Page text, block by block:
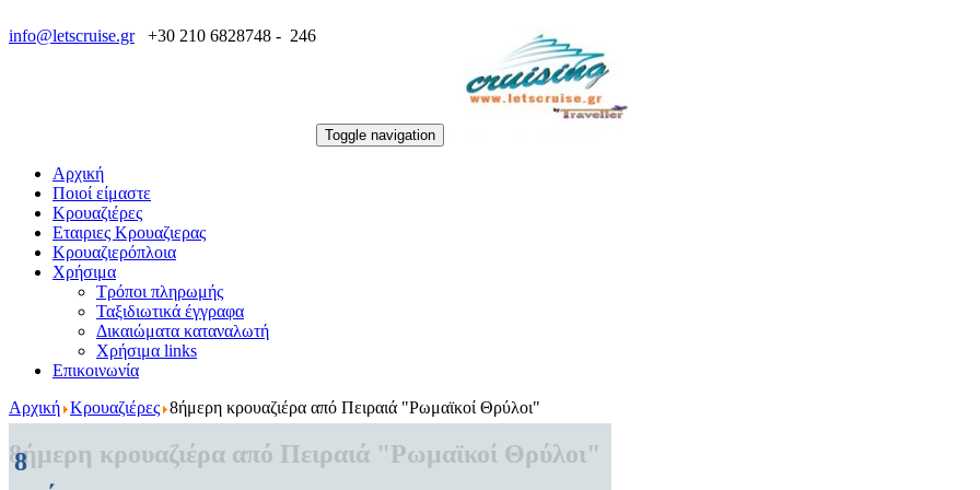
info@letscruise.gr +30 210 6828748 - 246
Toggle navigation
Αρχική
Ποιοί είμαστε
Κρουαζιέρες
Εταιριες Κρουαζιερας
Κρουαζιερόπλοια
Χρήσιμα
Τρόποι πληρωμής
Ταξιδιωτικά έγγραφα
Δικαιώματα καταναλωτή
Χρήσιμα links
Επικοινωνία
Αρχική Κρουαζιέρες 8ήμερη κρουαζιέρα από Πειραιά "Ρωμαϊκοί Θρύλοι"
8ήμερη κρουαζιέρα από Πειραιά "Ρωμαϊκοί Θρύλοι"
8